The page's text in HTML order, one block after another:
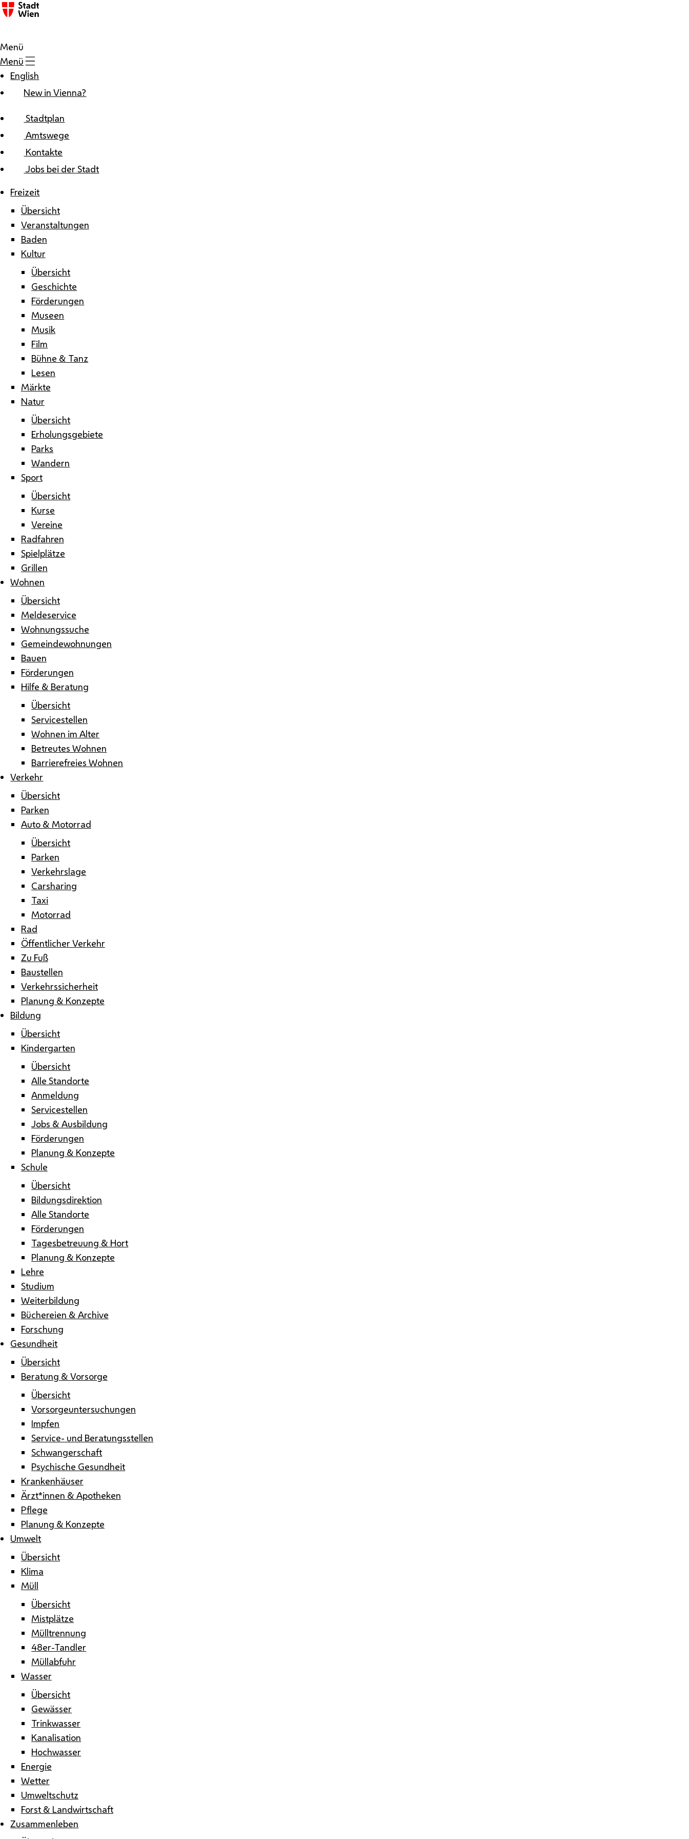
Zum Inhalt
Menü
Menü
English
New in Vienna?
Stadtplan
Amtswege
Kontakte
Jobs bei der Stadt
Freizeit
Übersicht
Veranstaltungen
Baden
Kultur
Übersicht
Geschichte
Förderungen
Museen
Musik
Film
Bühne & Tanz
Lesen
Märkte
Natur
Übersicht
Erholungsgebiete
Parks
Wandern
Sport
Übersicht
Kurse
Vereine
Radfahren
Spielplätze
Grillen
Wohnen
Übersicht
Meldeservice
Wohnungssuche
Gemeindewohnungen
Bauen
Förderungen
Hilfe & Beratung
Übersicht
Servicestellen
Wohnen im Alter
Betreutes Wohnen
Barrierefreies Wohnen
Verkehr
Übersicht
Parken
Auto & Motorrad
Übersicht
Parken
Verkehrslage
Carsharing
Taxi
Motorrad
Rad
Öffentlicher Verkehr
Zu Fuß
Baustellen
Verkehrssicherheit
Planung & Konzepte
Bildung
Übersicht
Kindergarten
Übersicht
Alle Standorte
Anmeldung
Servicestellen
Jobs & Ausbildung
Förderungen
Planung & Konzepte
Schule
Übersicht
Bildungsdirektion
Alle Standorte
Förderungen
Tagesbetreuung & Hort
Planung & Konzepte
Lehre
Studium
Weiterbildung
Büchereien & Archive
Forschung
Gesundheit
Übersicht
Beratung & Vorsorge
Übersicht
Vorsorgeuntersuchungen
Impfen
Service- und Beratungsstellen
Schwangerschaft
Psychische Gesundheit
Krankenhäuser
Ärzt*innen & Apotheken
Pflege
Planung & Konzepte
Umwelt
Übersicht
Klima
Müll
Übersicht
Mistplätze
Mülltrennung
48er-Tandler
Müllabfuhr
Wasser
Übersicht
Gewässer
Trinkwasser
Kanalisation
Hochwasser
Energie
Wetter
Umweltschutz
Forst & Landwirtschaft
Zusammenleben